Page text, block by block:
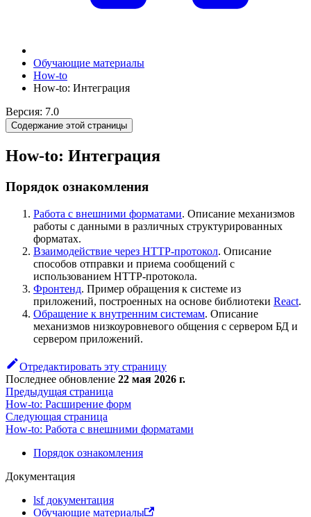
Обучающие материалы
How-to
How-to: Интеграция
Версия: 7.0
Содержание этой страницы
How-to: Интеграция
Порядок ознакомления
Работа с внешними форматами. Описание механизмов
работы с данными в различных структурированных
форматах.
Взаимодействие через HTTP-протокол. Описание
способов отправки и приема сообщений с
использованием HTTP-протокола.
Фронтенд. Пример обращения к системе из
приложений, построенных на основе библиотеки React.
Обращение к внутренним системам. Описание
механизмов низкоуровневого общения с сервером БД и
сервером приложений.
Отредактировать эту страницу
Последнее обновление 22 мая 2026 г.
Предыдущая страница
How-to: Расширение форм
Следующая страница
How-to: Работа с внешними форматами
Порядок ознакомления
Документация
lsf документация
Обучающие материалы